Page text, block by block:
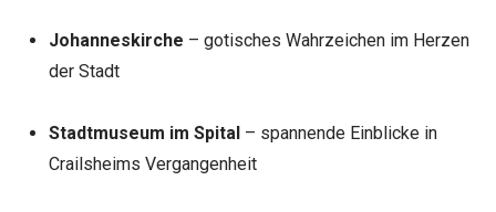
Johanneskirche – gotisches Wahrzeichen im Herzen
der Stadt
Stadtmuseum im Spital– spannende Einblicke in
Crailsheims Vergangenheit